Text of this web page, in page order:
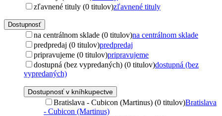
zľavnené tituly (0 titulov)zľavnené tituly
Dostupnosť
na centrálnom sklade (0 titulov)na centrálnom sklade
predpredaj (0 titulov)predpredaj
pripravujeme (0 titulov)pripravujeme
dostupná (bez vypredaných) (0 titulov)dostupná (bez
vypredaných)
Dostupnosť v kníhkupectve
Bratislava - Cubicon (Martinus) (0 titulov)Bratislava
- Cubicon (Martinus)